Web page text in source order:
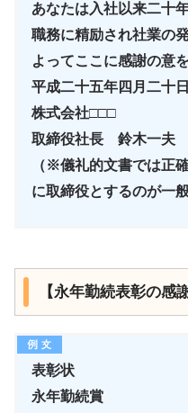
あなたは入社以来二十
職務に精励され社業の
よってここに感謝の意
平成二十五年四月二十日
株式会社□□□
取締役社長 鈴木一夫
（※儀礼的文書では正
に取締役とするのが一
【永年勤続表彰の感
表彰状
永年勤続賞